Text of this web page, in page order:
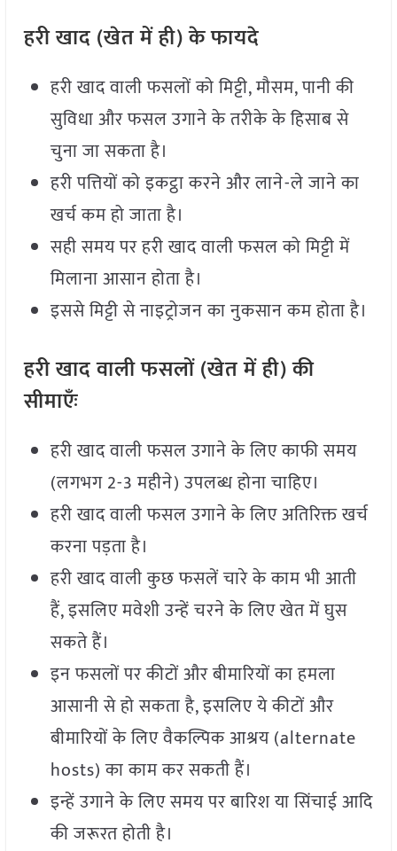
हरी खाद (खेत में ही) के फायदे
हरी खाद वाली फसलों को मिट्टी, मौसम, पानी की
सुविधा और फसल उगाने के तरीके के हिसाब से
चुना जा सकता है।
हरी पत्तियों को इकट्ठा करने और लाने-ले जाने का
खर्च कम हो जाता है।
सही समय पर हरी खाद वाली फसल को मिट्टी में
मिलाना आसान होता है।
इससे मिट्टी से नाइट्रोजन का नुकसान कम होता है।
हरी खाद वाली फसलों (खेत में ही) की
सीमाएँः
हरी खाद वाली फसल उगाने के लिए काफी समय
(लगभग 2-3 महीने) उपलब्ध होना चाहिए।
हरी खाद वाली फसल उगाने के लिए अतिरिक्त खर्च
करना पड़ता है।
हरी खाद वाली कुछ फसलें चारे के काम भी आती
हैं, इसलिए मवेशी उन्हें चरने के लिए खेत में घुस
सकते हैं।
इन फसलों पर कीटों और बीमारियों का हमला
आसानी से हो सकता है, इसलिए ये कीटों और
बीमारियों के लिए वैकल्पिक आश्रय (alternate
hosts) का काम कर सकती हैं।
इन्हें उगाने के लिए समय पर बारिश या सिंचाई आदि
की जरूरत होती है।